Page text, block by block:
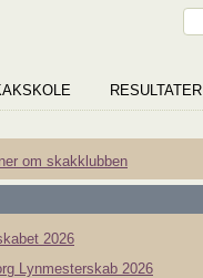
RESULTATER
om skakklubben
2026
Lynmesterskab 2026